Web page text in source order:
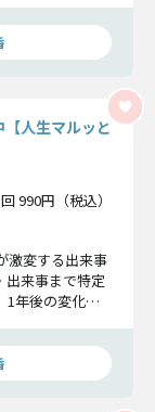
人生マルッと
990円（税込）
激変する出来事
来事まで特定
1年後の変化ま